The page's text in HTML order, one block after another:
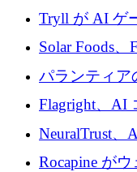
EIT Urban
Tryll が AI ゲ
ースし、60
Solar Foods
ーロの資金
パランティア
ズ スタートア
を調達
Flagright、AI
ームを拡張す
ドルを確保
NeuralTrust
ラットフォー
Rocapine が